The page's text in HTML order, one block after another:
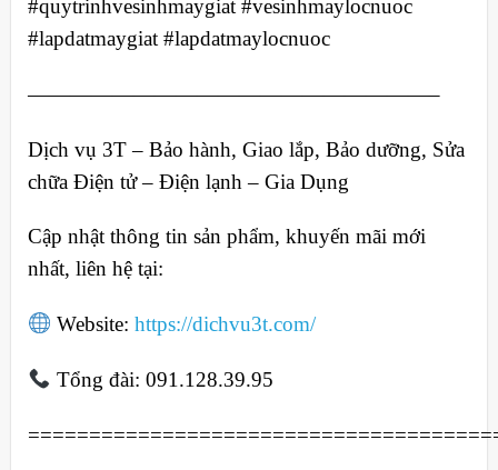
#quytrinhvesinhmaygiat #vesinhmaylocnuoc
#lapdatmaygiat #lapdatmaylocnuoc
———————————————————–
Dịch vụ 3T – Bảo hành, Giao lắp, Bảo dưỡng, Sửa
chữa Điện tử – Điện lạnh – Gia Dụng
Cập nhật thông tin sản phẩm, khuyến mãi mới
nhất, liên hệ tại:
Website:https://dichvu3t.com/
Tổng đài: 091.128.39.95